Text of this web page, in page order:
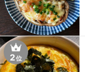
2位